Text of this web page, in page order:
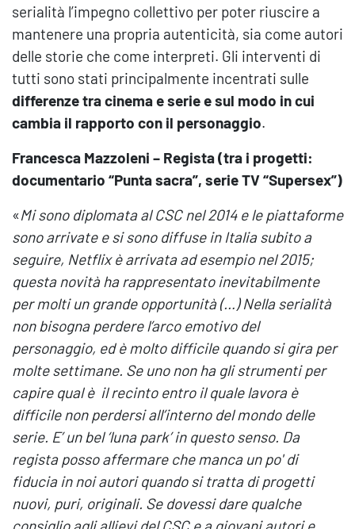
serialità l’impegno collettivo per poter riuscire a
mantenere una propria autenticità, sia come autori
delle storie che come interpreti. Gli interventi di
tutti sono stati principalmente incentrati sulle
differenze tra cinema e serie e sul modo in cui
cambia il rapporto con il personaggio.
Francesca Mazzoleni – Regista (tra i progetti:
documentario “Punta sacra”, serie TV “Supersex”)
«Mi sono diplomata al CSC nel 2014 e le piattaforme
sono arrivate e si sono diffuse in Italia subito a
seguire, Netflix è arrivata ad esempio nel 2015;
questa novità ha rappresentato inevitabilmente
per molti un grande opportunità (…) Nella serialità
non bisogna perdere l’arco emotivo del
personaggio, ed è molto difficile quando si gira per
molte settimane. Se uno non ha gli strumenti per
capire qual è il recinto entro il quale lavora è
difficile non perdersi all’interno del mondo delle
serie. E’ un bel ‘luna park’ in questo senso. Da
regista posso affermare che manca un po' di
fiducia in noi autori quando si tratta di progetti
nuovi, puri, originali. Se dovessi dare qualche